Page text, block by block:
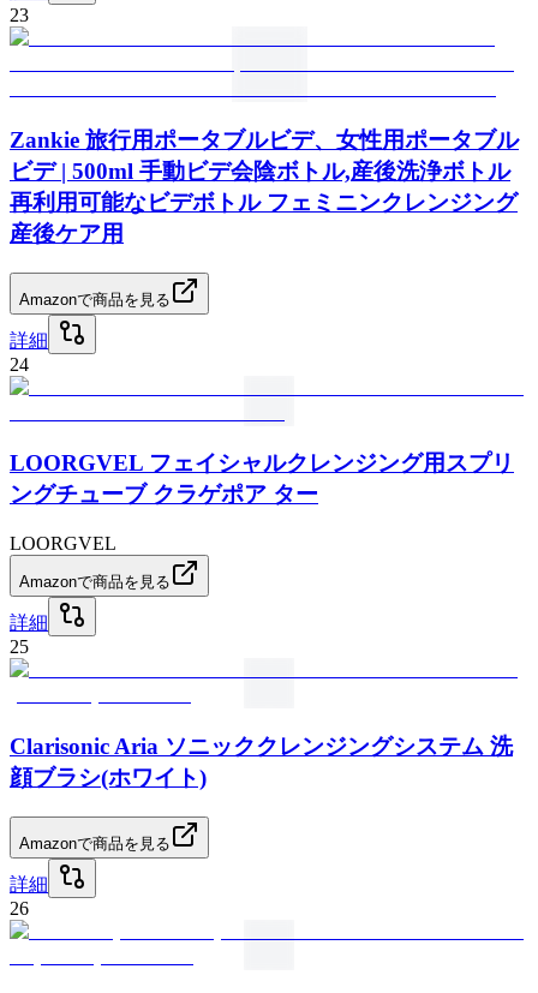
23
Zankie 旅行用ポータブルビデ、女性用ポータブル
ビデ | 500ml 手動ビデ会陰ボトル,産後洗浄ボトル
再利用可能なビデボトル フェミニンクレンジング
産後ケア用
Amazonで商品を見る
詳細
24
LOORGVEL フェイシャルクレンジング用スプリ
ングチューブ クラゲポア ター
LOORGVEL
Amazonで商品を見る
詳細
25
Clarisonic Aria ソニッククレンジングシステム 洗
顔ブラシ(ホワイト)
Amazonで商品を見る
詳細
26